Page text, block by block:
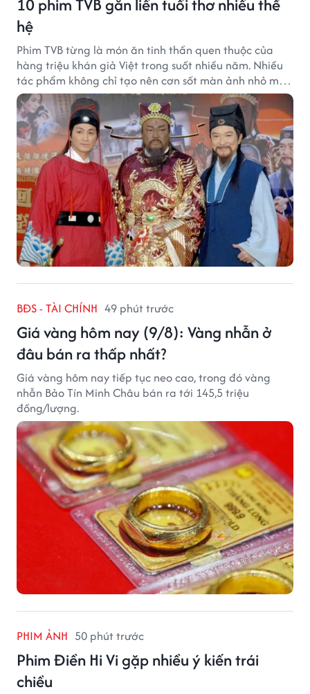
10 phim TVB gắn liền tuổi thơ nhiều thế
hệ
Phim TVB từng là món ăn tinh thần quen thuộc của
hàng triệu khán giả Việt trong suốt nhiều năm. Nhiều
tác phẩm không chỉ tạo nên cơn sốt màn ảnh nhỏ mà
còn trở thành ký ức khó quên của cả một thế hệ.
BĐS - TÀI CHÍNH 49 phút trước
Giá vàng hôm nay (9/8): Vàng nhẫn ở
đâu bán ra thấp nhất?
Giá vàng hôm nay tiếp tục neo cao, trong đó vàng
nhẫn Bảo Tín Minh Châu bán ra tới 145,5 triệu
đồng/lượng.
PHIM ẢNH 50 phút trước
Phim Điền Hi Vi gặp nhiều ý kiến trái
chiều